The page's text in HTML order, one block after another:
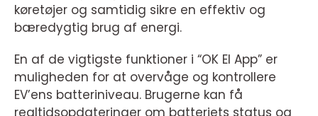
køretøjer og samtidig sikre en effektiv og
bæredygtig brug af energi.
En af de vigtigste funktioner i “OK El App” er
muligheden for at overvåge og kontrollere
EV’ens batteriniveau. Brugerne kan få
realtidsopdateringer om batteriets status og